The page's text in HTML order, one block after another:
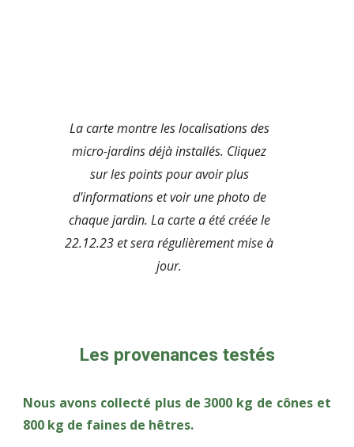
La carte montre les localisations des
micro-jardins déjà installés. Cliquez
sur les points pour avoir plus
d'informations et voir une photo de
chaque jardin. La carte a été créée le
22.12.23 et sera régulièrement mise à
jour.
Les provenances testés
Nous avons collecté plus de 3000 kg de cônes et
800 kg de faines de hêtres.